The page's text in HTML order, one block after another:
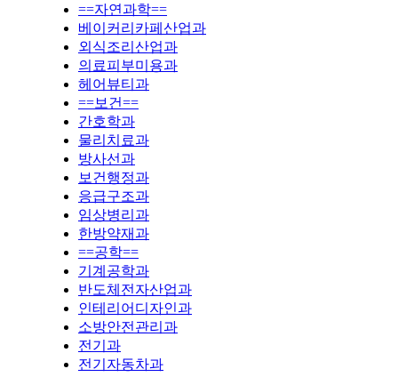
==자연과학==
베이커리카페산업과
외식조리산업과
의료피부미용과
헤어뷰티과
==보건==
간호학과
물리치료과
방사선과
보건행정과
응급구조과
임상병리과
한방약재과
==공학==
기계공학과
반도체전자산업과
인테리어디자인과
소방안전관리과
전기과
전기자동차과